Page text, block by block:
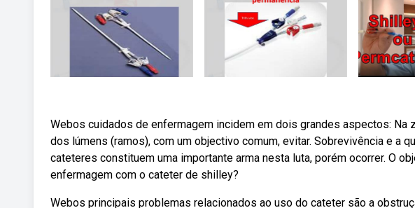
Webos cuidados de enfermagem incidem em dois grandes aspectos: Na
dos lúmens (ramos), com um objectivo comum, evitar. Sobrevivência e a
cateteres constituem uma importante arma nesta luta, porém ocorrer. O
enfermagem com o cateter de shilley?
Webos principais problemas relacionados ao uso do cateter são a